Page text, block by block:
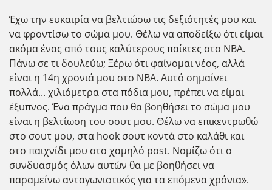
Έχω την ευκαιρία να βελτιώσω τις δεξιότητές μου και
να φροντίσω το σώμα μου. Θέλω να αποδείξω ότι είμαι
ακόμα ένας από τους καλύτερους παίκτες στο NBA.
Πάνω σε τι δουλεύω; Ξέρω ότι φαίνομαι νέος, αλλά
είναι η 14η χρονιά μου στο NBA. Aυτό σημαίνει
πολλά... χιλιόμετρα στα πόδια μου, πρέπει να είμαι
έξυπνος. Ένα πράγμα που θα βοηθήσει το σώμα μου
είναι η βελτίωση του σουτ μου. Θέλω να επικεντρωθώ
στο σουτ μου, στα hook σουτ κοντά στο καλάθι και
στο παιχνίδι μου στο χαμηλό post. Νομίζω ότι ο
συνδυασμός όλων αυτών θα με βοηθήσει να
παραμείνω ανταγωνιστικός για τα επόμενα χρόνια».